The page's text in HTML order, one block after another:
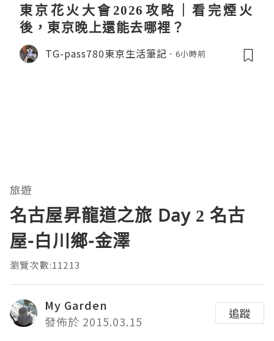
東京花火大會2026攻略｜看完煙火
後，東京晚上還能去哪裡？
TG-pass780東京生活筆記 6小時前
旅遊
名古屋昇龍道之旅 Day 2 名古
屋-白川鄉-金澤
瀏覽次數:11213
My Garden
發佈於 2015.03.15
追蹤